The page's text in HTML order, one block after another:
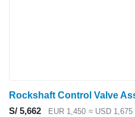
S/ 5,662 EUR 1,450 ≈ USD 1,675